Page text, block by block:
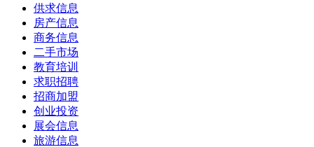
供求信息
房产信息
商务信息
二手市场
教育培训
求职招聘
招商加盟
创业投资
展会信息
旅游信息